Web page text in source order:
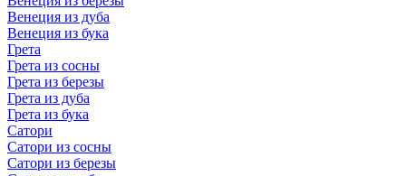
Венеция из дуба
Венеция из бука
Грета
Грета из сосны
Грета из березы
Грета из дуба
Грета из бука
Сатори
Сатори из сосны
Сатори из березы